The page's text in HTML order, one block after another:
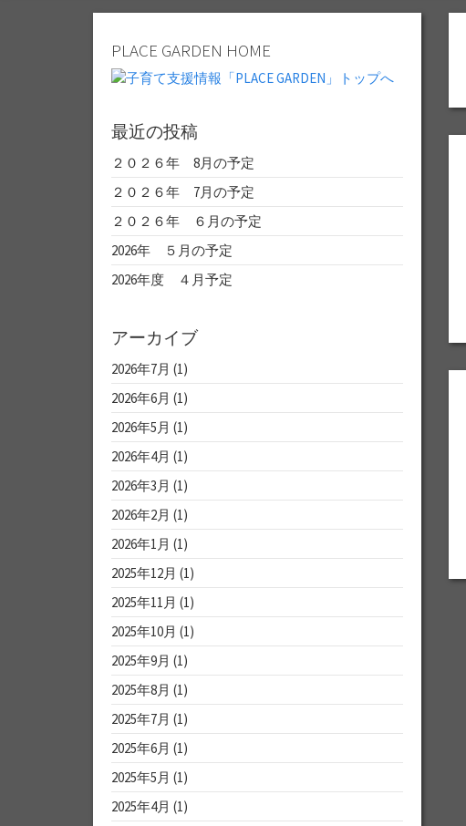
PLACE GARDEN HOME
最近の投稿
２０２６年 8月の予定
２０２６年 7月の予定
２０２６年 ６月の予定
2026年 ５月の予定
2026年度 ４月予定
アーカイブ
2026年7月 (1)
2026年6月 (1)
2026年5月 (1)
2026年4月 (1)
2026年3月 (1)
2026年2月 (1)
2026年1月 (1)
2025年12月 (1)
2025年11月 (1)
2025年10月 (1)
2025年9月 (1)
2025年8月 (1)
2025年7月 (1)
2025年6月 (1)
2025年5月 (1)
2025年4月 (1)